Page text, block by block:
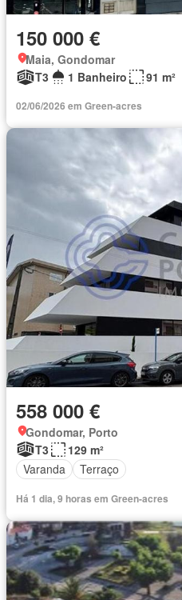
150 000 €
Maia, Gondomar
T3
1 Banheiro 91 m²
02/06/2026 em Green-acres
558 000 €
Gondomar, Porto
T3
129 m²
Varanda
Terraço
Há 1 dia, 9 horas em Green-acres